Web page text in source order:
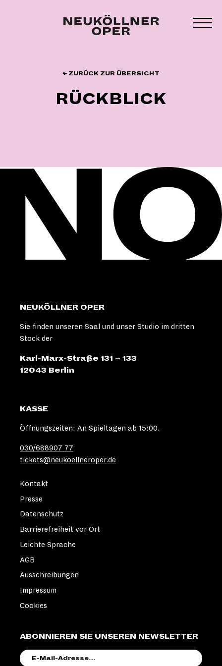
← ZURÜCK ZUR ÜBERSICHT
RÜCKBLICK
NEUKÖLLNER OPER
Sie finden unseren Saal und unser Studio im dritten
Stock der
Karl-Marx-Straße 131 – 133
12043 Berlin
KASSE
Öffnungszeiten: An Spieltagen ab 15:00.
030/688907 77
tickets@neukoellneroper.de
ABONNIEREN SIE UNSEREN NEWSLETTER
MAIL-
Kontakt
Presse
Datenschutz
Barrierefreiheit vor Ort
Leichte Sprache
AGB
Ausschreibungen
Impressum
Cookies